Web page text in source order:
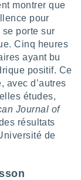
montrer que
pour
porte sur
Cinq heures
ayant bu
positif. Ce
avec d’autres
études,
Journal of
résultats
de